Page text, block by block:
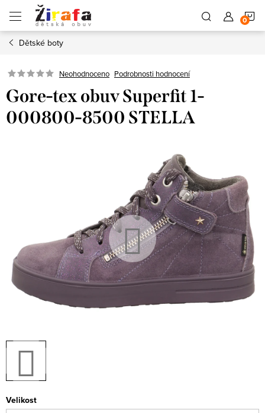
obsah
Dětské boty
Neohodnoceno Podrobnosti hodnocení
Gore-tex obuv Superfit 1-
000800-8500 STELLA
Velikost